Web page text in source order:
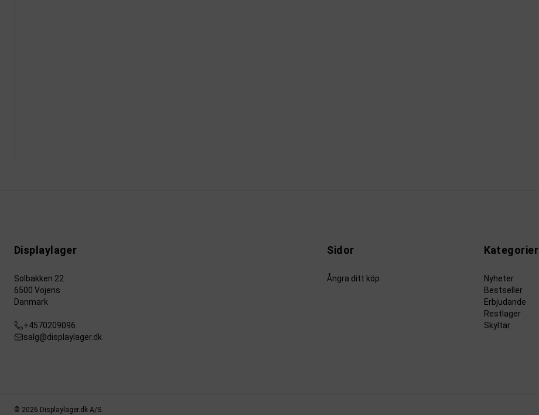
Displaylager
Solbakken 22
6500 Vojens
Danmark
+4570209096
salg@displaylager.dk
Sidor
Ångra ditt köp
Kategorier
Nyheter
Bestseller
Erbjudande
Restlager
Skyltar
© 2026 Displaylager.dk A/S.